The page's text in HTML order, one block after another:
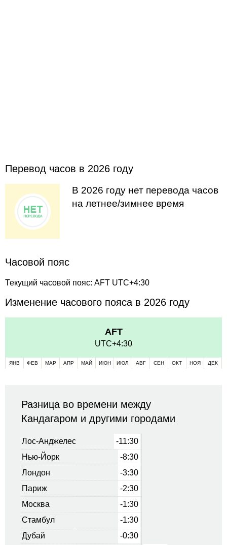
Перевод часов в 2026 году
В 2026 году нет перевода часов
на летнее/зимнее время
Часовой пояс
Текущий часовой пояс: AFT UTC+4:30
Изменение часового пояса в 2026 году
AFT
UTC+4:30
ЯНВ ФЕВ МАР АПР МАЙ ИЮН ИЮЛ АВГ СЕН ОКТ НОЯ ДЕК
Разница во времени между
Кандагаром и другими городами
Лос-Анджелес
-11:30
Нью-Йорк
-8:30
Лондон
-3:30
Париж
-2:30
Москва
-1:30
Стамбул
-1:30
Дубай
-0:30